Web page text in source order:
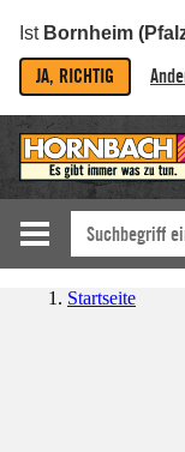
Ist Bornheim
JA, RICHTIG
Startseite